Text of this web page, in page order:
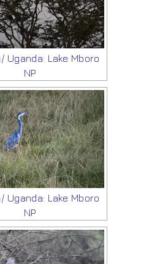
Uganda: Lake Mboro
NP
Uganda: Lake Mboro
NP